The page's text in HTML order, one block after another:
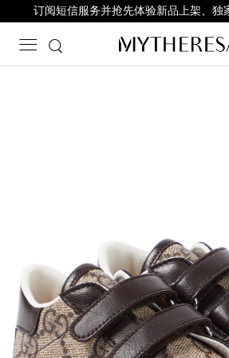
订阅短信服务并抢先体验新品上架、独